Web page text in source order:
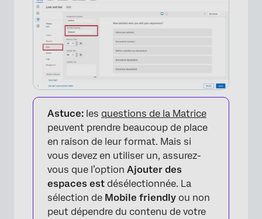
Astuce: les questions de la Matrice
peuvent prendre beaucoup de place
en raison de leur format. Mais si
vous devez en utiliser un, assurez-
vous que l’option Ajouter des
espaces est désélectionnée. La
sélection de Mobile friendly ou non
peut dépendre du contenu de votre